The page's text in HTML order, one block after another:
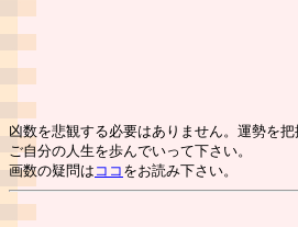
凶数を悲観する必要はありません。運勢を
ご自分の人生を歩んでいって下さい。
画数の疑問は ココ をお読み下さい。